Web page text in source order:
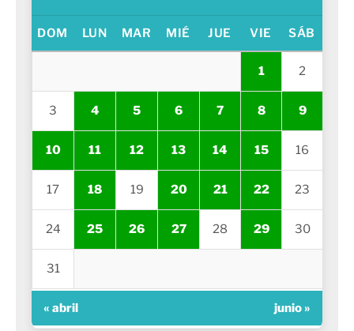
DOM LUN MAR MIÉ JUE VIE SÁB
1 2
3 4 5 6 7 8 9
10 11 12 13 14 15 16
17 18 19 20 21 22 23
24 25 26 27 28 29 30
31
« abril junio »